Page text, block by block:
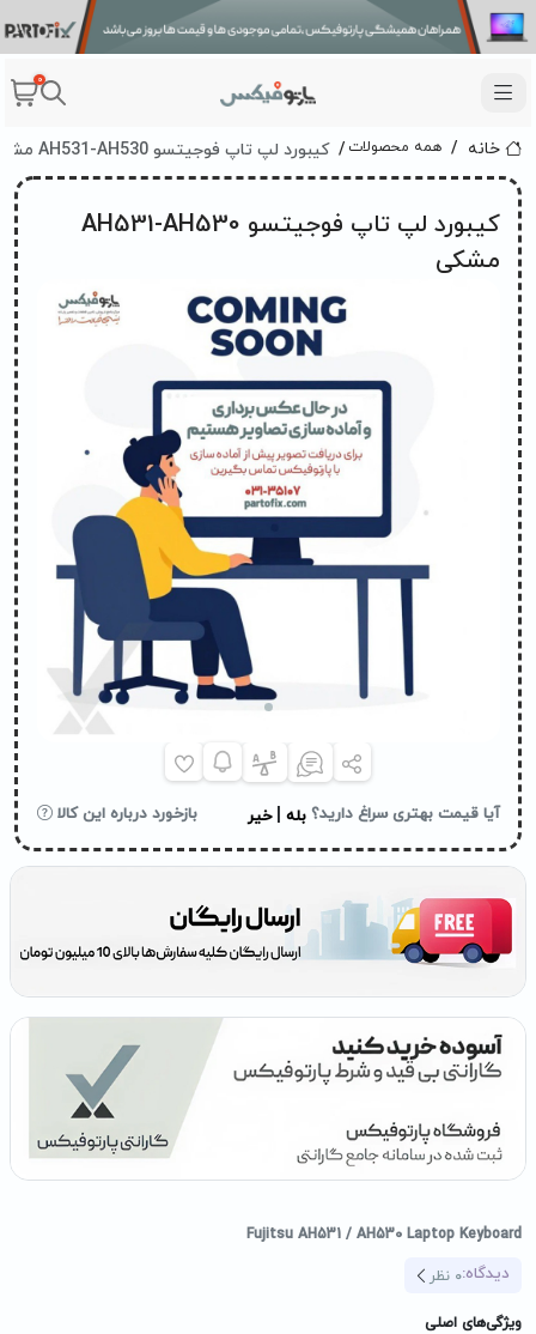
0
خانه همه محصولات کیبورد لپ تاپ فوجیتسو AH531-AH530 مشکی
Fujitsu AH531 / AH530 Laptop Keyboard
دیدگاه:0 نظر
ویژگی‌های اصلی
کیبورد لپ تاپ فوجیتسو AH531-AH530
مشکی
آیا قیمت بهتری سراغ دارید؟ بله خیر بازخورد درباره این کالا